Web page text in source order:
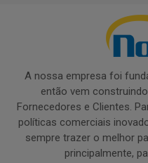
A nossa empresa foi
então vem
Fornecedores e Clientes.
políticas comerciais
sempre trazer o melhor
principalmente,